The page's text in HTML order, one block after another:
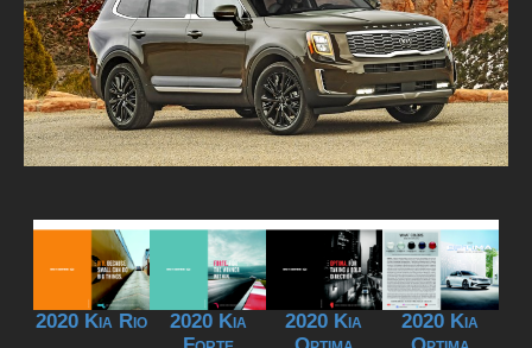
2020 Kia Rio
2020 Kia
2020 Kia
2020 Kia